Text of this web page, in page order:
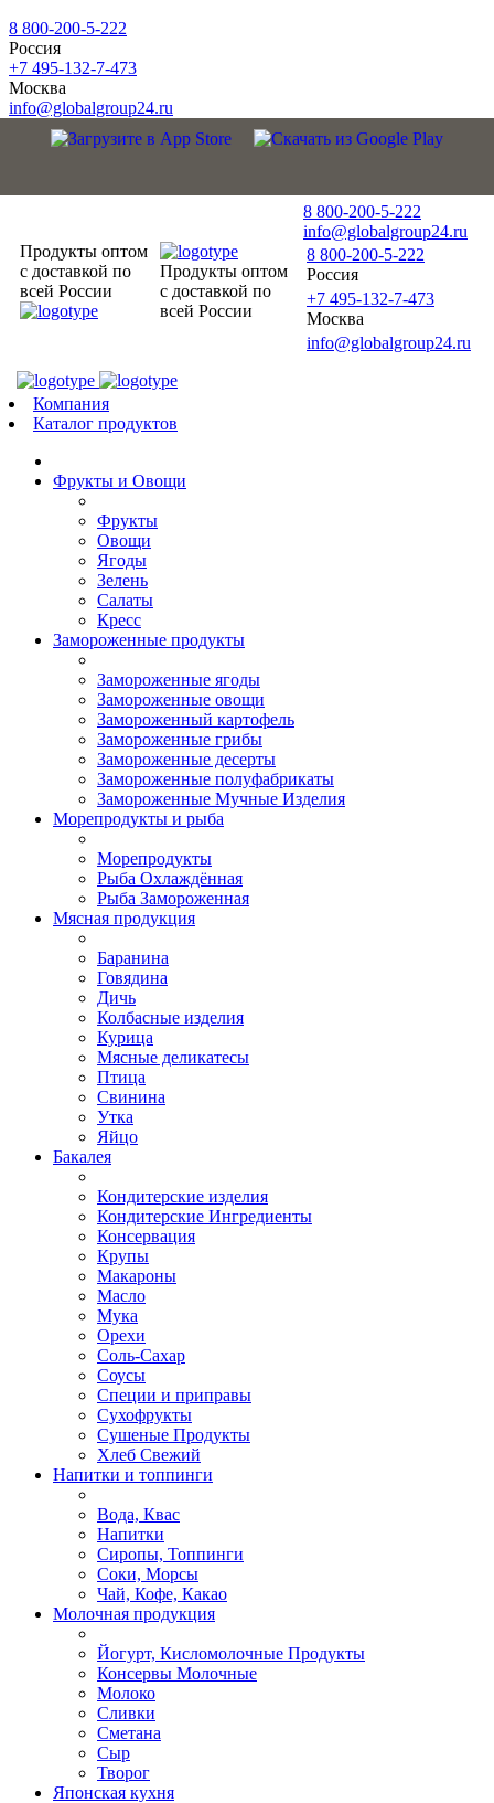
8 800-200-5-222
Россия
+7 495-132-7-473
Москва
info@globalgroup24.ru
Продукты оптом
с доставкой по
всей России
Продукты оптом
с доставкой по
всей России
8 800-200-5-222
info@globalgroup24.ru
8 800-200-5-222
Россия
+7 495-132-7-473
Москва
info@globalgroup24.ru
Компания
Каталог продуктов
Фрукты и Овощи
Фрукты
Овощи
Ягоды
Зелень
Салаты
Кресс
Замороженные продукты
Замороженные ягоды
Замороженные овощи
Замороженный картофель
Замороженные грибы
Замороженные десерты
Замороженные полуфабрикаты
Замороженные Мучные Изделия
Морепродукты и рыба
Морепродукты
Рыба Охлаждённая
Рыба Замороженная
Мясная продукция
Баранина
Говядина
Дичь
Колбасные изделия
Курица
Мясные деликатесы
Птица
Свинина
Утка
Яйцо
Бакалея
Кондитерские изделия
Кондитерские Ингредиенты
Консервация
Крупы
Макароны
Масло
Мука
Орехи
Соль-Сахар
Соусы
Специи и приправы
Сухофрукты
Сушеные Продукты
Хлеб Свежий
Напитки и топпинги
Вода, Квас
Напитки
Сиропы, Топпинги
Соки, Морсы
Чай, Кофе, Какао
Молочная продукция
Йогурт, Кисломолочные Продукты
Консервы Молочные
Молоко
Сливки
Сметана
Сыр
Творог
Японская кухня